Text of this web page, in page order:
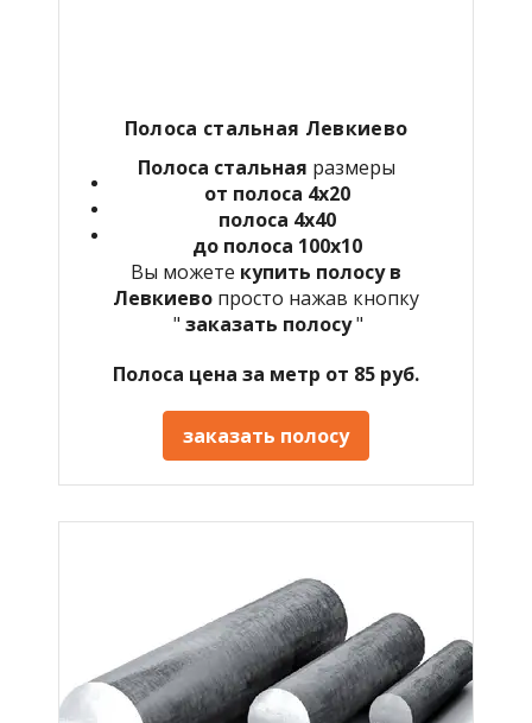
Полоса стальная Левкиево
Полоса стальная размеры
от полоса 4х20
полоса 4х40
до полоса 100х10
Вы можете купить полосу в
Левкиево просто нажав кнопку
" заказать полосу"
Полоса цена за метр от 85 руб.
заказать полосу